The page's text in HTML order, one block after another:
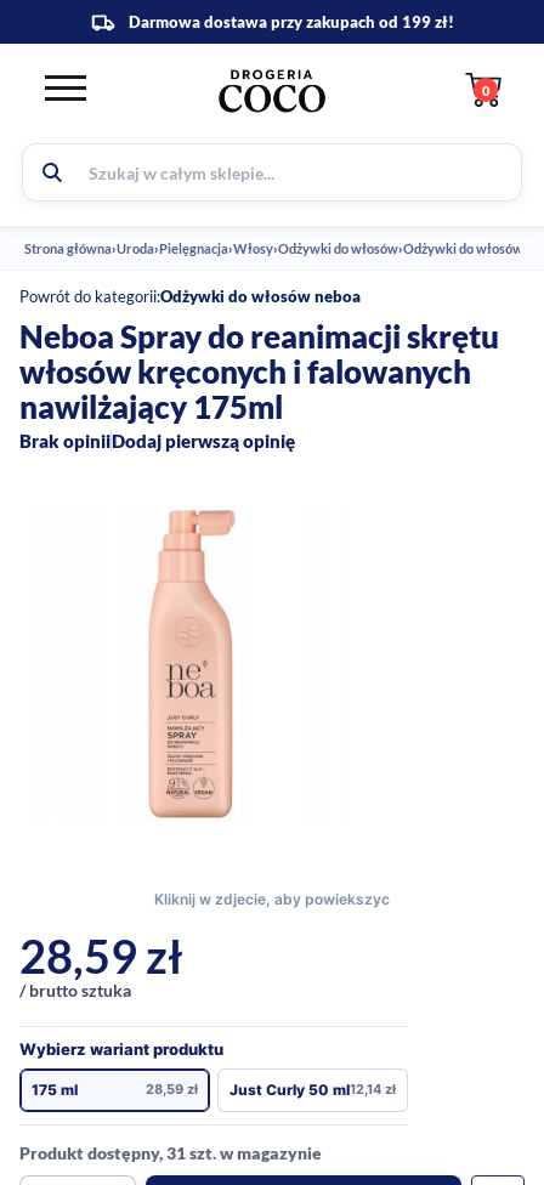
0
Strona główna›Uroda›Pielęgnacja›Włosy›Odżywki do włosów›Odżywki do włosów
Powrót do kategorii:Odżywki do włosów neboa
Neboa Spray do reanimacji skrętu
włosów kręconych i falowanych
nawilżający 175ml
Brak opiniiDodaj pierwszą opinię
28,59zł
/ brutto sztuka
Wybierz wariant produktu
175 ml 28,59 zł Just Curly 50 ml12,14 zł
Produkt dostępny, 31 szt. w magazynie